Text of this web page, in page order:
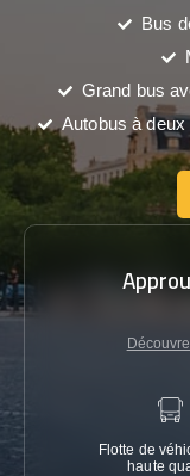
Bus
Grand bus
Autobus à
Flotte de
haute